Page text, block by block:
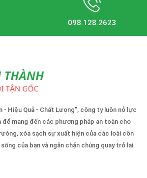
098.128.2623
- Hiệu Quả - Chất Lượng”, công ty luôn nỗ lực
mang đến các phương pháp an toàn cho
xóa sạch sự xuất hiện của các loài côn
của bạn và ngăn chặn chúng quay trở lại.